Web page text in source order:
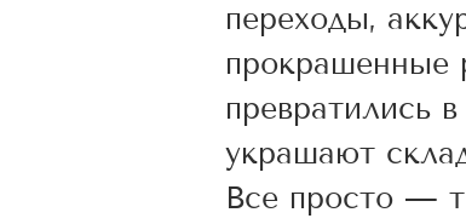
переходы,
прокрашенные
превратились
украшают
Все просто —